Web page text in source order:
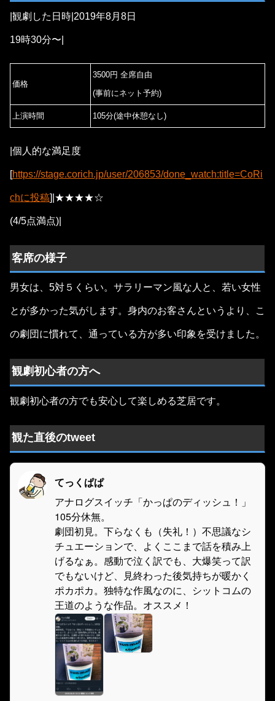
|観劇した日時|2019年8月8日
19時30分〜|
価格
3500円 全席自由
(事前にネット予約)
上演時間 105分(途中休憩なし)
|個人的な満足度
[https://stage.corich.jp/user/206853/done_watch:title=CoRi
chに投稿]|★★★★☆
(4/5点満点)|
客席の様子
男女は、5対５くらい。サラリーマン風な人と、若い女性
とが多かった気がします。身内のお客さんというより、こ
の劇団に慣れて、通っている方が多い印象を受けました。
観劇初心者の方へ
観劇初心者の方でも安心して楽しめる芝居です。
観た直後のtweet
てっくぱぱ
アナログスイッチ「かっぱのディッシュ！」
105分休無。
劇団初見。下らなくも（失礼！）不思議なシ
チュエーションで、よくここまで話を積み上
げるなぁ。感動で泣く訳でも、大爆笑って訳
でもないけど、見終わった後気持ちが暖かく
ポカポカ。独特な作風なのに、シットコムの
王道のような作品。オススメ！